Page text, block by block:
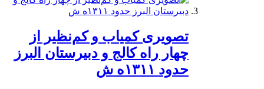
️تصویری کمیاب و کم‌نظیر از
چهار راه كالج و دبيرستان البرز
حدود ۱۳۱۱ه ش